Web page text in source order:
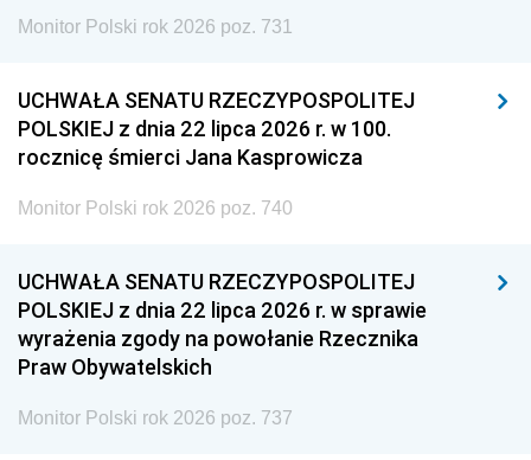
Monitor Polski rok 2026 poz. 731
UCHWAŁA SENATU RZECZYPOSPOLITEJ
POLSKIEJ z dnia 22 lipca 2026 r. w 100.
rocznicę śmierci Jana Kasprowicza
Monitor Polski rok 2026 poz. 740
UCHWAŁA SENATU RZECZYPOSPOLITEJ
POLSKIEJ z dnia 22 lipca 2026 r. w sprawie
wyrażenia zgody na powołanie Rzecznika
Praw Obywatelskich
Monitor Polski rok 2026 poz. 737